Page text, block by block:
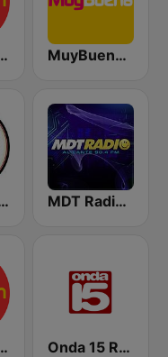
Alicante MuyBuena Murcia
CF Radio MDT Radio Alicante
- Elche Onda 15 Radio